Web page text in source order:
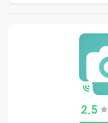
2.5